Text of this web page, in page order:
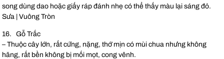
song dùng dao hoặc giấy ráp đánh nhẹ có thể thấy màu lại sáng đỏ.
Sưa | Vuông Tròn
16. Gỗ Trắc
– Thuộc cây lớn, rất cứng, nặng, thớ mịn có mùi chua nhưng không
hăng, rất bền không bị mối mọt, cong vênh.